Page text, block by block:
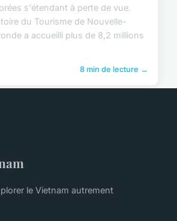
s'étendant à perte de vue.
du Tourisme de Nouvelle-
a accueilli plus de 8,2 millions
8 min de lecture →
le Vietnam autrement